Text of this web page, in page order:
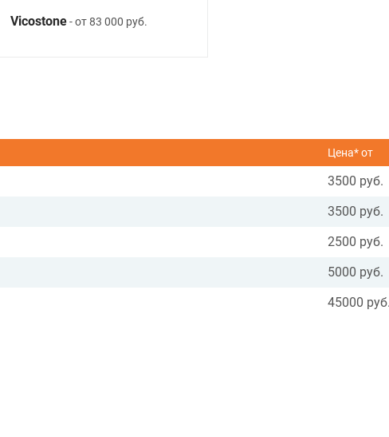
Vicostone- от 83 000 руб.
Цена* от
3500 руб.
3500 руб.
2500 руб.
5000 руб.
45000 руб.